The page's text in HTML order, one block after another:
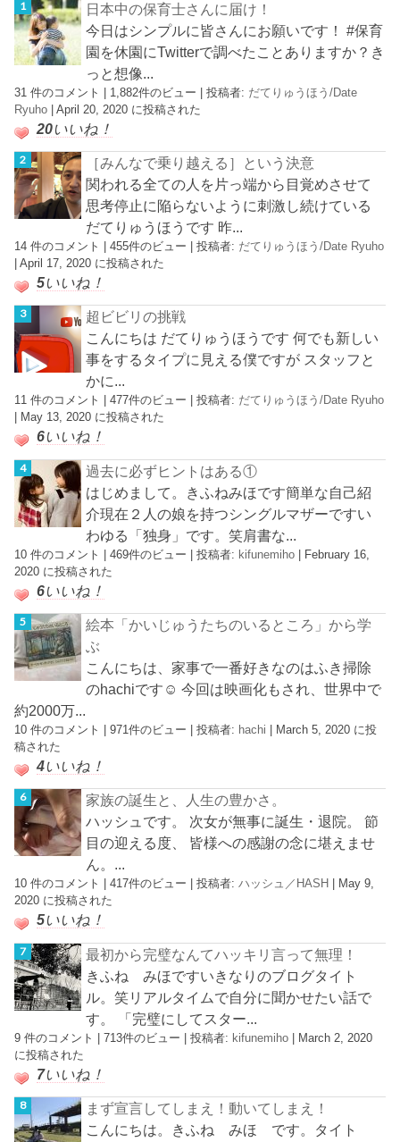
日本中の保育士さんに届け！
今日はシンプルに皆さんにお願いです！ #保育
園を休園にTwitterで調べたことありますか？き
っと想像...
31 件のコメント | 1,882件のビュー |投稿者: だてりゅうほう/Date
Ryuho |April 20, 2020 に投稿された
20いいね！
［みんなで乗り越える］という決意
関われる全ての人を片っ端から目覚めさせて
思考停止に陥らないように刺激し続けている
だてりゅうほうです 昨...
14 件のコメント |455件のビュー |投稿者: だてりゅうほう/Date Ryuho
|April 17, 2020 に投稿された
5いいね！
超ビビリの挑戦
こんにちは だてりゅうほうです 何でも新しい
事をするタイプに見える僕ですが スタッフと
かに...
11 件のコメント |477件のビュー |投稿者: だてりゅうほう/Date Ryuho
May 13, 2020 に投稿された
6いいね！
過去に必ずヒントはある①
はじめまして。きふねみほです簡単な自己紹
介現在２人の娘を持つシングルマザーですい
わゆる「独身」です。笑肩書な...
10 件のコメント |469件のビュー |投稿者: kifunemiho | February 16,
2020 に投稿された
6いいね！
絵本「かいじゅうたちのいるところ」から学
ぶ
こんにちは、家事で一番好きなのはふき掃除
のhachiです☺︎ 今回は映画化もされ、世界中で
約2000万...
10 件のコメント |971件のビュー |投稿者: hachi
March 5, 2020 に投
稿された
4いいね！
家族の誕生と、人生の豊かさ。
ハッシュです。 次女が無事に誕生・退院。 節
目の迎える度、 皆様への感謝の念に堪えませ
ん。...
10 件のコメント |417件のビュー |投稿者:ハッシュ／HASH
May 9,
2020 に投稿された
5いいね！
最初から完璧なんてハッキリ言って無理！
きふね みほですいきなりのブログタイト
ル。笑リアルタイムで自分に聞かせたい話で
す。 「完璧にしてスター...
9 件のコメント |713件のビュー |投稿者: kifunemiho | March 2, 2020
に投稿された
7いいね！
まず宣言してしまえ！動いてしまえ！
こんにちは。きふね みほ です。タイト